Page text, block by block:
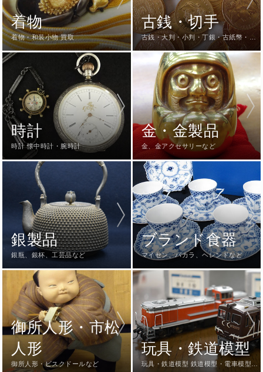
着物
着物・和装小物 買取
古銭・切手
古銭・大判・小判・丁銀・古紙幣・切
手など
時計
時計 懐中時計・腕時計
金・金製品
金、金アクセサリーなど
銀製品
銀瓶、銀杯、工芸品など
ブランド食器
マイセン、バカラ、ヘレンドなど
御所人形・市松
人形
御所人形・ビスクドールなど
玩具・鉄道模型
玩具・鉄道模型 鉄道模型・電車模型・